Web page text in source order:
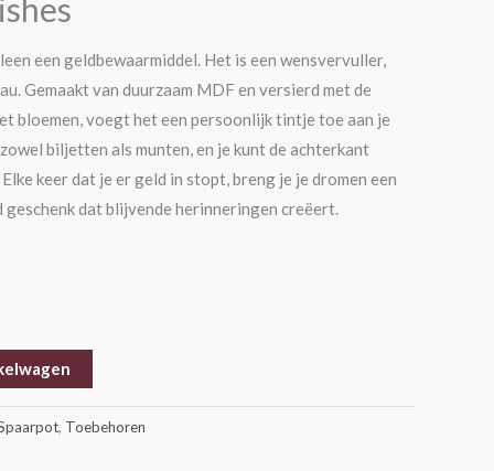
een geldbewaarmiddel. Het is een wensvervuller,
Gemaakt van duurzaam MDF en versierd met de
bloemen, voegt het een persoonlijk tintje toe aan je
biljetten als munten, en je kunt de achterkant
keer dat je er geld in stopt, breng je je dromen een
dat blijvende herinneringen creëert.
, Toebehoren